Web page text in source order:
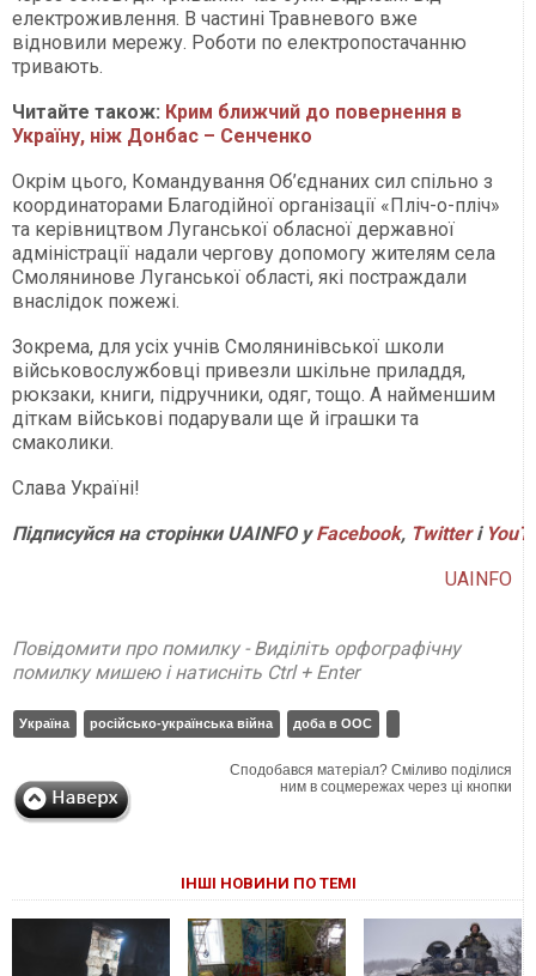
електроживлення. В частині Травневого вже
відновили мережу. Роботи по електропостачанню
тривають.
Читайте також: Крим ближчий до повернення в
Україну, ніж Донбас – Сенченко
Окрім цього, Командування Об’єднаних сил спільно з
координаторами Благодійної організації «Пліч-о-пліч»
та керівництвом Луганської обласної державної
адміністрації надали чергову допомогу жителям села
Смолянинове Луганської області, які постраждали
внаслідок пожежі.
Зокрема, для усіх учнів Смолянинівської школи
військовослужбовці привезли шкільне приладдя,
рюкзаки, книги, підручники, одяг, тощо. А найменшим
діткам військові подарували ще й іграшки та
смаколики.
Слава Україні!
Підписуйся на сторінки UAINFO уFacebook, Twitterі
UAINFO
Повідомити про помилку - Виділіть орфографічну
помилку мишею і натисніть Ctrl + Enter
Україна російсько-українська війна доба в ООС
Сподобався матеріал? Сміливо поділися
ним в соцмережах через ці кнопки
ІНШІ НОВИНИ ПО ТЕМІ